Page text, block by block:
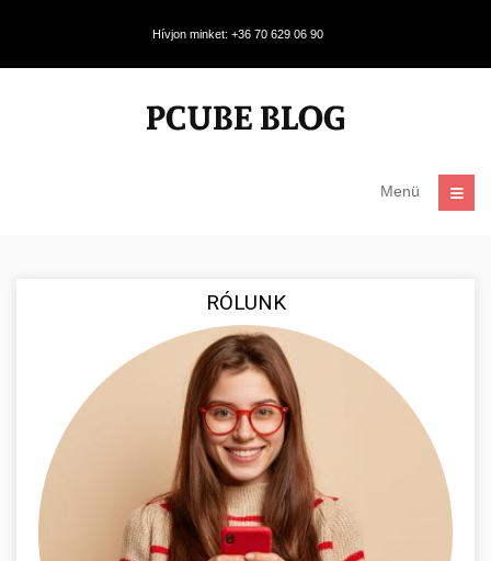
Hívjon minket: +36 70 629 06 90
Menü
RÓLUNK